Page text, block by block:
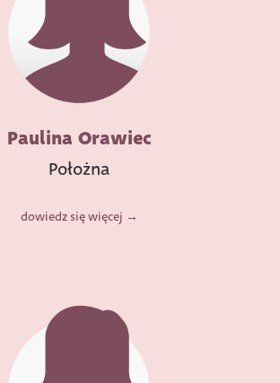
Paulina Orawiec
Położna
dowiedz się więcej